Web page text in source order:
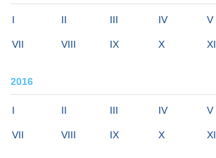
I II III IV V
VII VIII IX X XI
2016
I II III IV V
VII VIII IX X XI